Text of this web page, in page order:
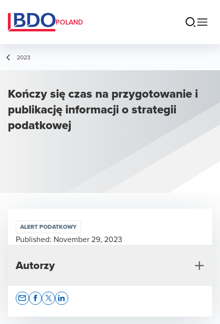
POLAND
2023
Kończy się czas na przygotowanie i
publikację informacji o strategii
podatkowej
ALERT PODATKOWY
Published: November 29, 2023
Autorzy